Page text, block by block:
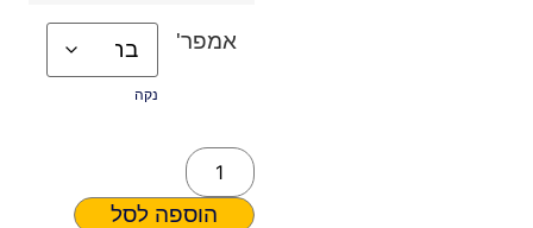
אמפר'
נקה
הוספה לסל